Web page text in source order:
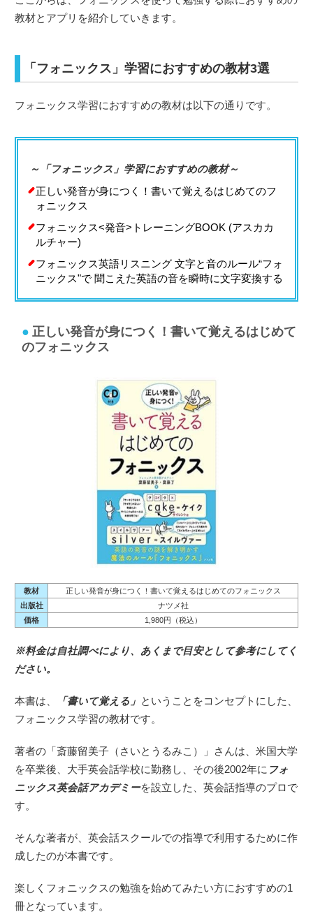
教材とアプリを紹介していきます。
「フォニックス」学習におすすめの教材3選
フォニックス学習におすすめの教材は以下の通りです。
～「フォニックス」学習におすすめの教材～
正しい発音が身につく！書いて覚えるはじめてのフ
ォニックス
フォニックス<発音>トレーニングBOOK (アスカカ
ルチャー)
フォニックス英語リスニング 文字と音のルール“フォ
ニックス"で 聞こえた英語の音を瞬時に文字変換する
正しい発音が身につく！書いて覚えるはじめて
のフォニックス
教材
正しい発音が身につく！書いて覚えるはじめてのフォニックス
出版社
ナツメ社
価格
1,980円（税込）
※料金は自社調べにより、あくまで目安として参考にしてく
ださい。
本書は、 「書いて覚える」 ということをコンセプトにした、
フォニックス学習の教材です。
著者の「斎藤留美子（さいとうるみこ）」さんは、米国大学
を卒業後、大手英会話学校に勤務し、その後2002年に フォ
ニックス英会話アカデミーを設立した、英会話指導のプロで
す。
そんな著者が、英会話スクールでの指導で利用するために作
成したのが本書です。
楽しくフォニックスの勉強を始めてみたい方におすすめの1
冊となっています。